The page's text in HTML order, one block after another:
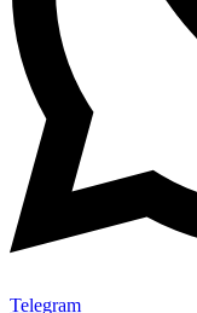
Telegram